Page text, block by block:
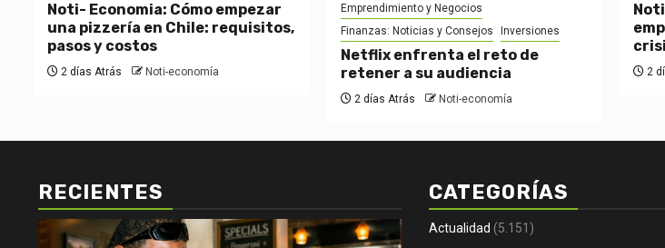
Noti- Economia: Cómo empezar
una pizzería en Chile: requisitos,
pasos y costos
2 días Atrás Noti-economía
Emprendimiento y Negocios
Finanzas: Noticias y Consejos
Inversiones
Netflix enfrenta el reto de
retener a su audiencia
2 días Atrás Noti-economía
2
RECIENTES CATEGORÍAS
Actualidad (5.151)